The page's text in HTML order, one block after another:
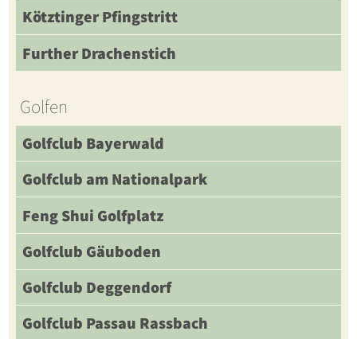
Kötztinger Pfingstritt
Further Drachenstich
Golfen
Golfclub Bayerwald
Golfclub am Nationalpark
Feng Shui Golfplatz
Golfclub Gäuboden
Golfclub Deggendorf
Golfclub Passau Rassbach